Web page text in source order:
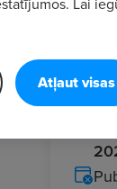
Atļaut visas